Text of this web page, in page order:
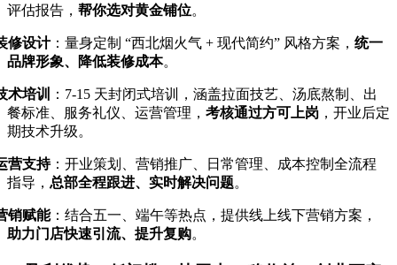
评估报告， 帮你选对黄金铺位。
修设计：量身定制 “西北烟火气 + 现代简约” 风格方案， 统一
品牌形象、降低装修成本。
术培训 ： 7-15 天封闭式培训，涵盖拉面技艺、汤底熬制、出
餐标准、服务礼仪、运营管理， 考核通过方可上岗 ，开业后定
期技术升级。
营支持：开业策划、营销推广、日常管理、成本控制全流程
指导， 总部全程跟进、实时解决问题。
销赋能：结合五一、端午等热点，提供线上线下营销方案，
助力门店快速引流、提升复购。